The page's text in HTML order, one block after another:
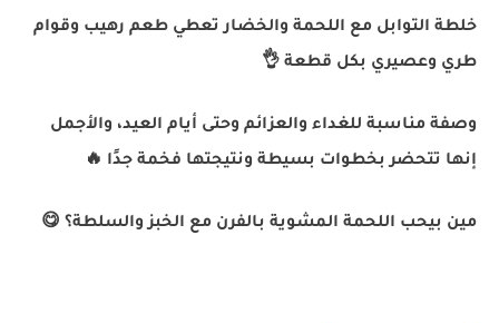
خلطة التوابل مع اللحمة والخضار تعطي طعم رهيب وقوام
طري وعصيري بكل قطعة 👌
وصفة مناسبة للغداء والعزائم وحتى أيام العيد، والأجمل
إنها تتحضر بخطوات بسيطة ونتيجتها فخمة جدًا 🔥
مين بيحب اللحمة المشوية بالفرن مع الخبز والسلطة؟ 😋